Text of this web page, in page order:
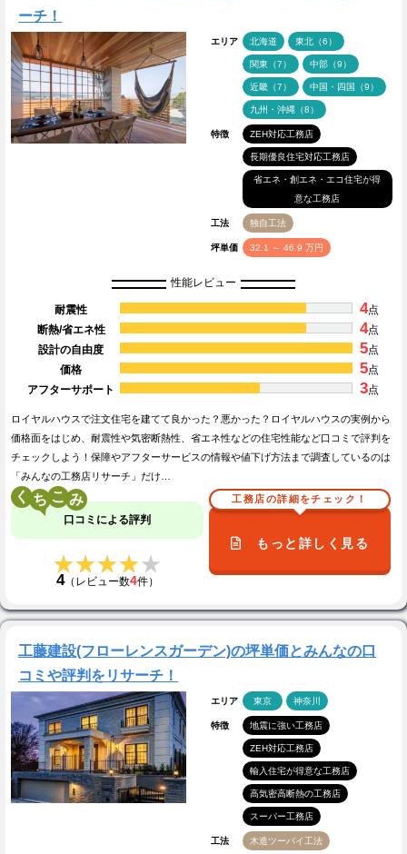
ーチ！
エリア 北海道 東北（6）
関東（7） 中部（9）
近畿（7） 中国・四国（9）
九州・沖縄（8）
特徴 ZEH対応工務店
長期優良住宅対応工務店
省エネ・創エネ・エコ住宅が得
意な工務店
工法 独自工法
坪単価 32.1 ～ 46.9 万円
性能レビュー
耐震性 4点
断熱/省エネ性
4点
設計の自由度
5点
価格
5点
アフターサポート
3点
ロイヤルハウスで注文住宅を建てて良かった？悪かった？ロイヤルハウスの実例から
価格面をはじめ、耐震性や気密断熱性、省エネ性などの住宅性能など口コミで評判を
チェックしよう！保障やアフターサービスの情報や値下げ方法まで調査しているのは
「みんなの工務店リサーチ」だけ…
く こ
口コミによる評判
★★★★★
★★★★★
4（レビュー数4件）
工務店の詳細をチェック！
もっと詳しく見る
工藤建設(フローレンスガーデン)の坪単価とみんなの口
コミや評判をリサーチ！
エリア 東京 神奈川
特徴 地震に強い工務店
ZEH対応工務店
輸入住宅が得意な工務店
高気密高断熱の工務店
スーパー工務店
工法 木造ツーバイ工法